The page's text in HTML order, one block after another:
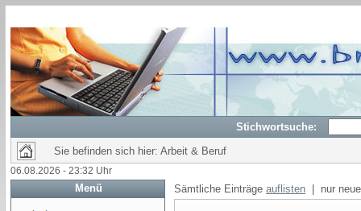
Stichwortsuche:
Sie befinden sich hier: Arbeit & Beruf
06.08.2026 - 23:32 Uhr
Menü Sämtliche Einträge auflisten | nur